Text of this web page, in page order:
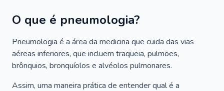
O que é pneumologia?
Pneumologia é a área da medicina que cuida das vias
aéreas inferiores, que incluem traqueia, pulmões,
brônquios, bronquíolos e alvéolos pulmonares.
Assim, uma maneira prática de entender qual é a